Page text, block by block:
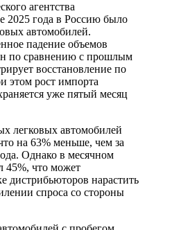
агентства
года в Россию было
автомобилей.
падение объемов
по сравнению с прошлым
восстановление по
этом рост импорта
уже пятый месяц
легковых автомобилей
на 63% меньше, чем за
Однако в месячном
45%, что может
дистрибьюторов нарастить
спроса со стороны